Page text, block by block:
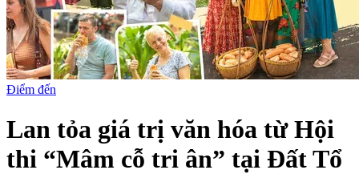
Điểm đến
Lan tỏa giá trị văn hóa từ Hội
thi “Mâm cỗ tri ân” tại Đất Tổ